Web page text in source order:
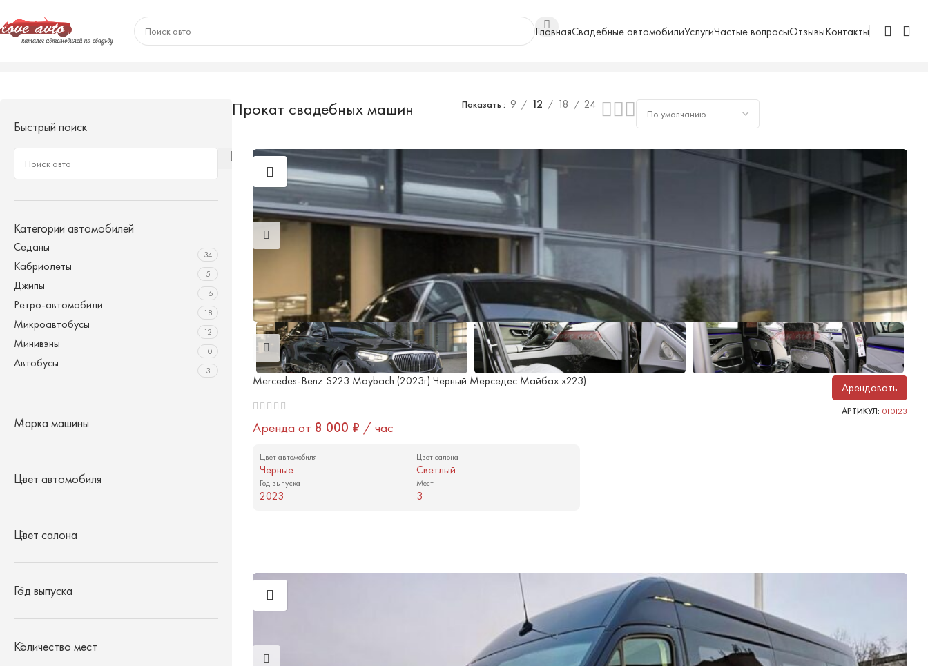
ГлавнаяСвадебные автомобилиУслугиЧастые вопросыОтзывыКонтакты
Быстрый поиск
Категории автомобилей
Седаны
34
Кабриолеты
5
Джипы
16
Ретро-автомобили
18
Микроавтобусы
12
Минивэны
10
Автобусы
3
Марка машины
Цвет автомобиля
Цвет салона
Год выпуска
Количество мест
Прокат свадебных машин Показать 9 12 18 24
Mercedes-Benz S223 Maybach (2023г) Черный Мерседес Майбах x223) Арендовать
АРТИКУЛ: 010123
Аренда от 8 000 ₽ / час
Цвет автомобиля
Черные
Цвет салона
Светлый
Год выпуска
2023
Мест
3